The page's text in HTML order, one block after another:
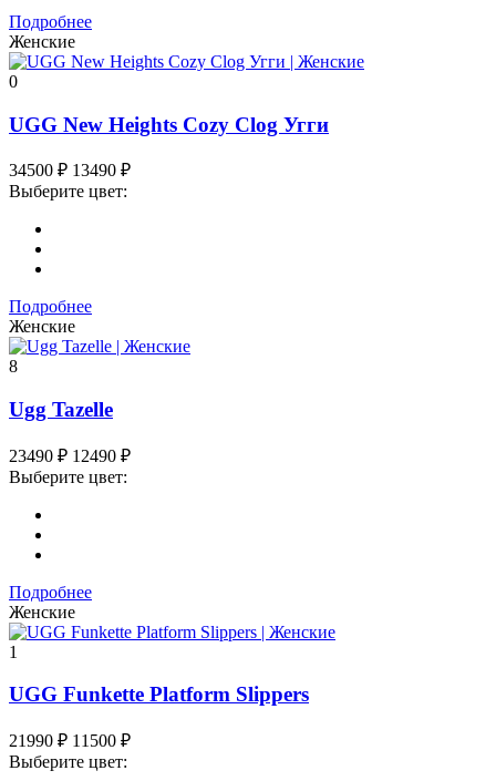
Подробнее
Женские
0
UGG New Heights Cozy Clog Угги
34500 ₽ 13490 ₽
Выберите цвет:
Подробнее
Женские
8
Ugg Tazelle
23490 ₽ 12490 ₽
Выберите цвет:
Подробнее
Женские
1
UGG Funkette Platform Slippers
21990 ₽ 11500 ₽
Выберите цвет: